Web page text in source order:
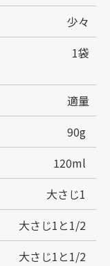
少々
1袋
適量
90g
120ml
大さじ1
大さじ1と1/2
大さじ1と1/2